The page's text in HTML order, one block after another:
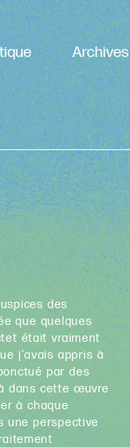
Archives
des
que quelques
était vraiment
j'avais appris à
par des
dans cette œuvre
à chaque
une perspective